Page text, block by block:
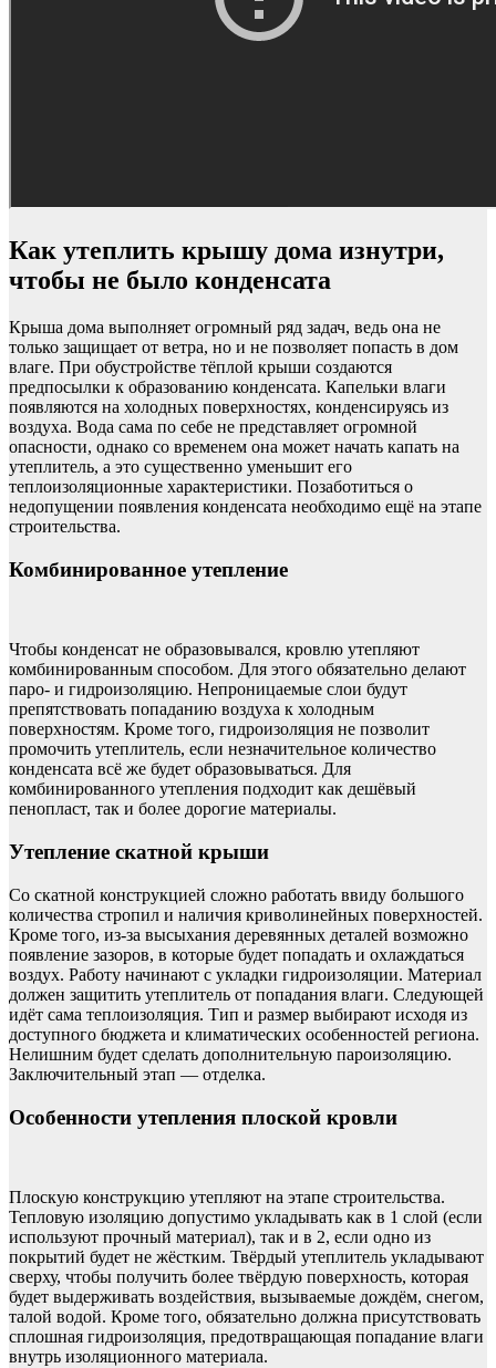
Как утеплить крышу дома изнутри,
чтобы не было конденсата
Крыша дома выполняет огромный ряд задач, ведь она не
только защищает от ветра, но и не позволяет попасть в дом
влаге. При обустройстве тёплой крыши создаются
предпосылки к образованию конденсата. Капельки влаги
появляются на холодных поверхностях, конденсируясь из
воздуха. Вода сама по себе не представляет огромной
опасности, однако со временем она может начать капать на
утеплитель, а это существенно уменьшит его
теплоизоляционные характеристики. Позаботиться о
недопущении появления конденсата необходимо ещё на этапе
строительства.
Комбинированное утепление
Чтобы конденсат не образовывался, кровлю утепляют
комбинированным способом. Для этого обязательно делают
паро- и гидроизоляцию. Непроницаемые слои будут
препятствовать попаданию воздуха к холодным
поверхностям. Кроме того, гидроизоляция не позволит
промочить утеплитель, если незначительное количество
конденсата всё же будет образовываться. Для
комбинированного утепления подходит как дешёвый
пенопласт, так и более дорогие материалы.
Утепление скатной крыши
Со скатной конструкцией сложно работать ввиду большого
количества стропил и наличия криволинейных поверхностей.
Кроме того, из-за высыхания деревянных деталей возможно
появление зазоров, в которые будет попадать и охлаждаться
воздух. Работу начинают с укладки гидроизоляции. Материал
должен защитить утеплитель от попадания влаги. Следующей
идёт сама теплоизоляция. Тип и размер выбирают исходя из
доступного бюджета и климатических особенностей региона.
Нелишним будет сделать дополнительную пароизоляцию.
Заключительный этап — отделка.
Особенности утепления плоской кровли
Плоскую конструкцию утепляют на этапе строительства.
Тепловую изоляцию допустимо укладывать как в 1 слой (если
используют прочный материал), так и в 2, если одно из
покрытий будет не жёстким. Твёрдый утеплитель укладывают
сверху, чтобы получить более твёрдую поверхность, которая
будет выдерживать воздействия, вызываемые дождём, снегом,
талой водой. Кроме того, обязательно должна присутствовать
сплошная гидроизоляция, предотвращающая попадание влаги
внутрь изоляционного материала.